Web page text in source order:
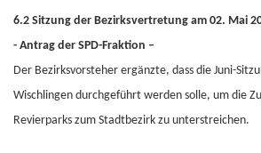
6.2 Sitzung der Bezirksvertretung am 02. Mai
- Antrag der SPD-Fraktion –
Der Bezirksvorsteher ergänzte, dass die Juni-
Wischlingen durchgeführt werden solle, um die
Revierparks zum Stadtbezirk zu unterstreichen.